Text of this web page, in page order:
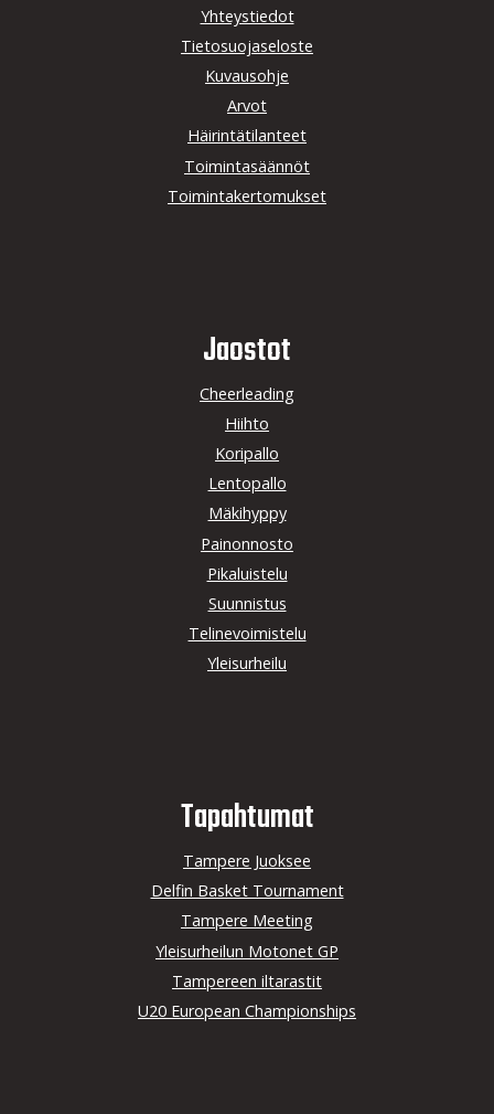
Yhteystiedot
Tietosuojaseloste
Kuvausohje
Arvot
Häirintätilanteet
Toimintasäännöt
Toimintakertomukset
Jaostot
Cheerleading
Hiihto
Koripallo
Lentopallo
Mäkihyppy
Painonnosto
Pikaluistelu
Suunnistus
Telinevoimistelu
Yleisurheilu
Tapahtumat
Tampere Juoksee
Delfin Basket Tournament
Tampere Meeting
Yleisurheilun Motonet GP
Tampereen iltarastit
U20 European Championships